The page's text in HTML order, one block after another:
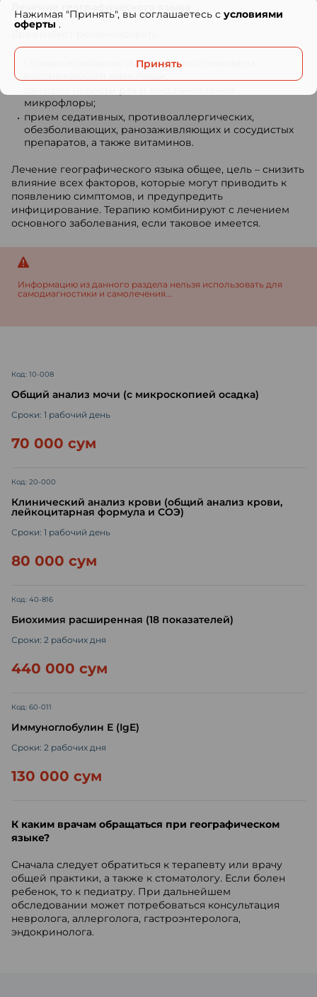
Врач может рекомендовать:
сбалансированное питание с исключением
микрофлоры;
прием седативных, противоаллергических,
обезболивающих, ранозаживляющих и сосудистых
препаратов, а также витаминов.
Лечение географического языка общее, цель – снизить
влияние всех факторов, которые могут приводить к
появлению симптомов, и предупредить
инфицирование. Терапию комбинируют с лечением
основного заболевания, если таковое имеется.
Информацию из данного раздела нельзя использовать для
самодиагностики и самолечения...
Код: 10-008
Общий анализ мочи (с микроскопией осадка)
Сроки: 1 рабочий день
70 000 сум
Код: 20-000
Клинический анализ крови (общий анализ крови,
лейкоцитарная формула и СОЭ)
Сроки: 1 рабочий день
80 000 сум
Код: 40-816
Биохимия расширенная (18 показателей)
Сроки: 2 рабочих дня
440 000 сум
Код: 60-011
Иммуноглобулин Е (IgE)
Сроки: 2 рабочих дня
130 000 сум
К каким врачам обращаться при географическом
языке?
Сначала следует обратиться к терапевту или врачу
общей практики, а также к стоматологу. Если болен
ребенок, то к педиатру. При дальнейшем
обследовании может потребоваться консультация
невролога, аллерголога, гастроэнтеролога,
эндокринолога.
Нажимая "Принять", вы соглашаетесь с условиями
оферты .
Принять